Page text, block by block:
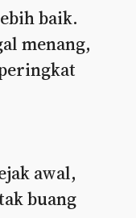
baik.
menang,
awal,
buang